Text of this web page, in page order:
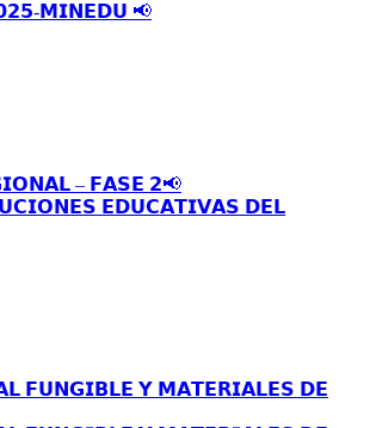
𝗠𝗜𝗡𝗘𝗗𝗨 📢
– 𝗙𝗔𝗦𝗘 𝟮📢
𝗘𝗗𝗨𝗖𝗔𝗧𝗜𝗩𝗔𝗦 𝗗𝗘𝗟
𝗙𝗨𝗡𝗚𝗜𝗕𝗟𝗘 𝗬 𝗠𝗔𝗧𝗘𝗥𝗜𝗔𝗟𝗘𝗦 𝗗𝗘